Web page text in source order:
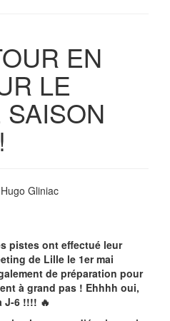
EN
LE
Gliniac
pistes ont effectué leur
de Lille le 1er mai
de préparation pour
à grand pas ! Ehhhh oui,
J-6 !!!! 🔥